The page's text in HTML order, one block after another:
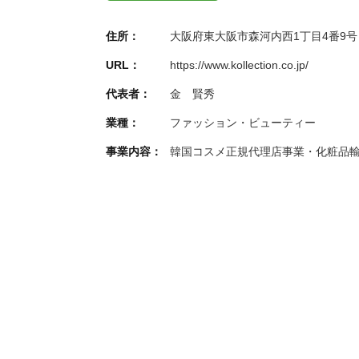
住所： 大阪府東大阪市森河内西1丁目4番9号
URL： https://www.kollection.co.jp/
代表者： 金 賢秀
業種： ファッション・ビューティー
事業内容： 韓国コスメ正規代理店事業・化粧品